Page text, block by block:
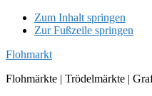
Zum Inhalt springen
Zur Fußzeile springen
Flohmarkt
Flohmärkte | Trödelmärkte |